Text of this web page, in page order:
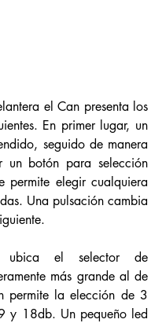
el Can presenta los
En primer lugar, un
seguido de manera
un botón para selección
permite elegir cualquiera
Una pulsación cambia
ubica el selector de
más grande al de
permite la elección de 3
y 18db. Un pequeño led